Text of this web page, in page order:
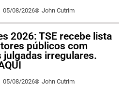
05/08/2026 John Cutrim
2026: TSE recebe lista
públicos com
julgadas irregulares.
05/08/2026 John Cutrim